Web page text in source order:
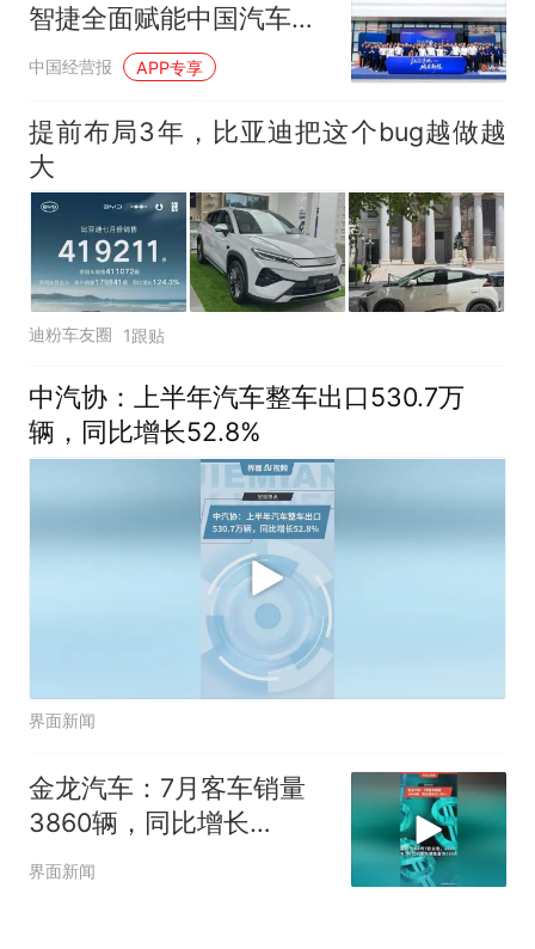
智捷全面赋能中国汽车产
业
中国经营报 APP专享
提前布局3年，比亚迪把这个bug越做越
大
迪粉车友圈 1跟贴
中汽协：上半年汽车整车出口530.7万
辆，同比增长52.8%
界面新闻
金龙汽车：7月客车销量
3860辆，同比增长
13.46%
界面新闻